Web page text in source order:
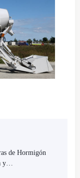
de Hormigón
y